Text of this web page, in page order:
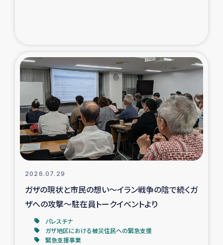
漁民によるマングローブ植林活動
レバノンでのシリア難民への食糧・越冬支援
レバノンにおける緊急支援
レバノンでのシリア難民への教育支援事業
レバノンでのシリア難民・レバノン人への農業支援
海外ルーツの市民との共生
神原ゼミxパルシック
2026.07.29
ガザの現状と市民の想い～イラン戦争の陰で続くガ
ザへの攻撃～駐在員トークイベントより
パレスチナ
ガザ地区における被災住民への緊急支援
緊急支援事業